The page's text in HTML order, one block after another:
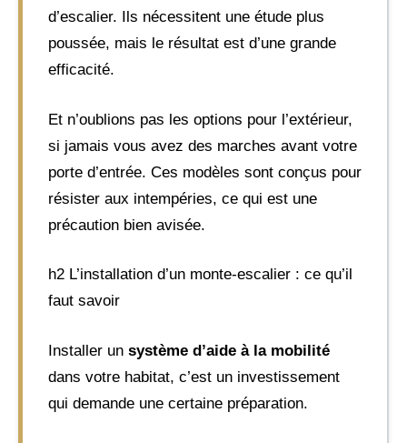
d’escalier. Ils nécessitent une étude plus
poussée, mais le résultat est d’une grande
efficacité.
Et n’oublions pas les options pour l’extérieur,
si jamais vous avez des marches avant votre
porte d’entrée. Ces modèles sont conçus pour
résister aux intempéries, ce qui est une
précaution bien avisée.
h2 L’installation d’un monte-escalier : ce qu’il
faut savoir
Installer un système d’aide à la mobilité
dans votre habitat, c’est un investissement
qui demande une certaine préparation.